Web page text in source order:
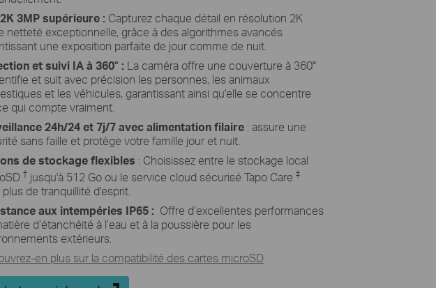
3MP supérieure : Capturez chaque détail en résolution 2K
netteté exceptionnelle, grâce à des algorithmes avancés
une exposition parfaite de jour comme de nuit.
et suivi IA à 360° : La caméra offre une couverture à 360°
et suit avec précision les personnes, les animaux
et les véhicules, garantissant ainsi qu'elle se concentre
qui compte vraiment.
24h/24 et 7j/7 avec alimentation filaire : assure une
sans faille et protège votre famille jour et nuit.
de stockage flexibles : Choisissez entre le stockage local
† jusqu'à 512 Go ou le service cloud sécurisé Tapo Care ‡
de tranquillité d'esprit.
aux intempéries IP65 : Offre d’excellentes performances
d’étanchéité à l’eau et à la poussière pour les
extérieurs.
en plus sur la compatibilité des cartes microSD